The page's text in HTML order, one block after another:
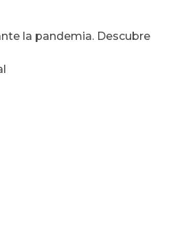
la pandemia. Descubre